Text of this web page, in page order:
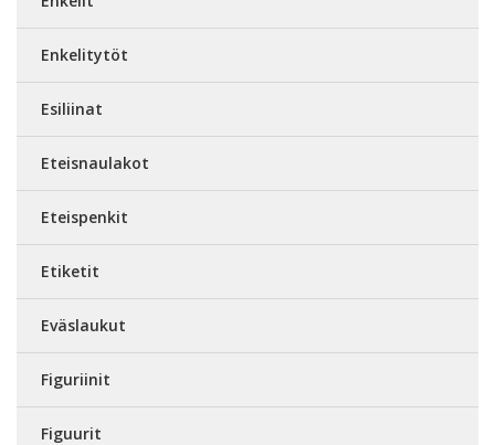
Enkelitytöt
Esiliinat
Eteisnaulakot
Eteispenkit
Etiketit
Eväslaukut
Figuriinit
Figuurit